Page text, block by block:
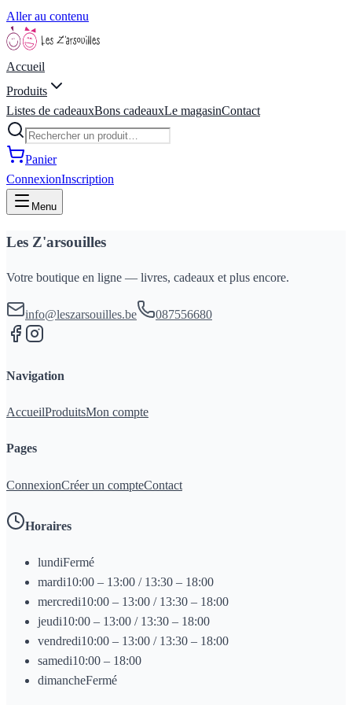
Aller au contenu
Accueil
Produits
Listes de cadeauxBons cadeauxLe magasinContact
Panier
ConnexionInscription
Menu
Les Z'arsouilles
Votre boutique en ligne — livres, cadeaux et plus encore.
info@leszarsouilles.be 087556680
Navigation
AccueilProduitsMon compte
Pages
ConnexionCréer un compteContact
Horaires
lundiFermé
mardi10:00 – 13:00 / 13:30 – 18:00
mercredi10:00 – 13:00 / 13:30 – 18:00
jeudi10:00 – 13:00 / 13:30 – 18:00
vendredi10:00 – 13:00 / 13:30 – 18:00
samedi10:00 – 18:00
dimancheFermé